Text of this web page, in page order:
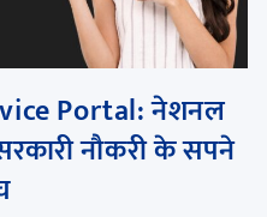
Portal: नेशनल
नौकरी के सपने